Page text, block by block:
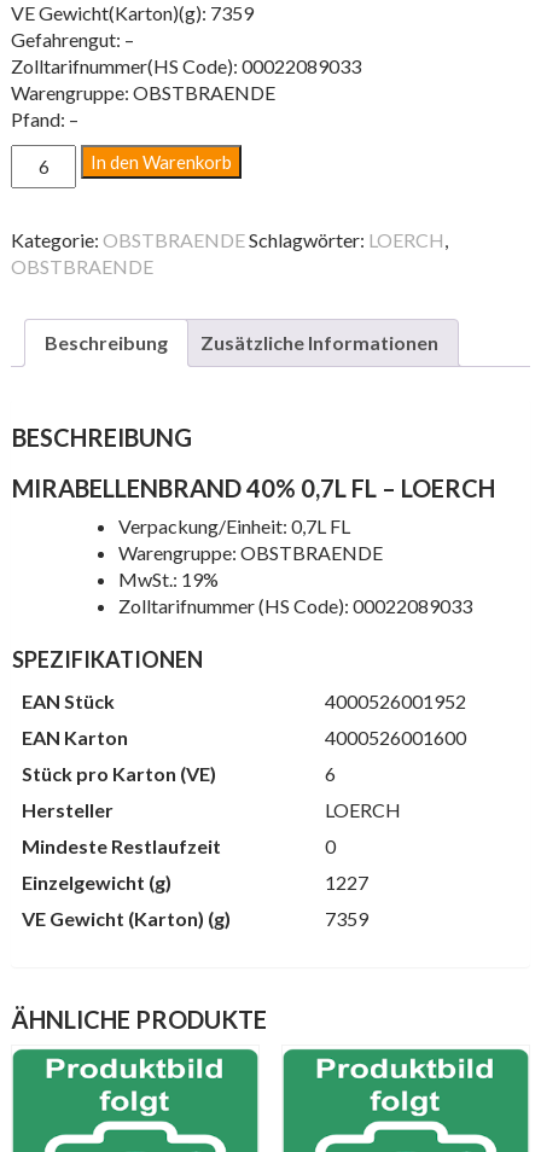
VE Gewicht(Karton)(g): 7359
Gefahrengut: –
Zolltarifnummer(HS Code): 00022089033
Warengruppe: OBSTBRAENDE
Pfand: –
MIRABELLENBRAND
40%
FL
Menge
In den Warenkorb
Kategorie: OBSTBRAENDESchlagwörter: LOERCH,
OBSTBRAENDE
Beschreibung Zusätzliche Informationen
BESCHREIBUNG
MIRABELLENBRAND 40% 0,7L FL – LOERCH
Verpackung/Einheit: 0,7L FL
Warengruppe: OBSTBRAENDE
MwSt.: 19%
Zolltarifnummer (HS Code): 00022089033
SPEZIFIKATIONEN
EAN Stück
4000526001952
EAN Karton
4000526001600
Stück pro Karton (VE)
6
Hersteller
LOERCH
Mindeste Restlaufzeit
0
Einzelgewicht (g)
1227
VE Gewicht (Karton) (g)
7359
ÄHNLICHE PRODUKTE